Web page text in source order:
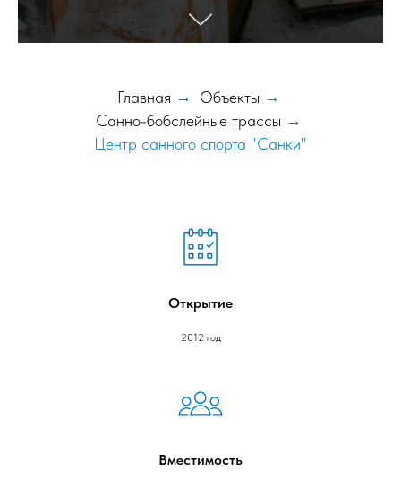
Главная → Объекты →
Санно-бобслейные трассы →
Центр санного спорта "Санки"
Открытие
2012 год
Вместимость